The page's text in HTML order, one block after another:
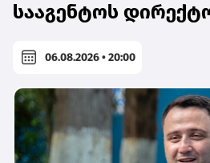
სააგენტოს
06.08.2026 • 20:00